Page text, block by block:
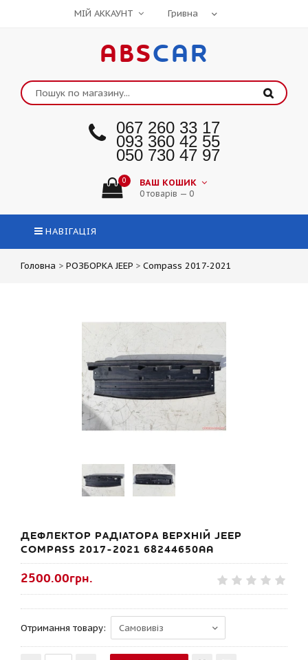
МІЙ АККАУНТ
ABSCAR
067 260 33 17
093 360 42 55
050 730 47 97
0 ВАШ КОШИК
0 товарів — 0
НАВІГАЦІЯ
Головна > РОЗБОРКА JEEP > Compass 2017-2021
ДЕФЛЕКТОР РАДІАТОРА ВЕРХНІЙ JEEP
COMPASS 2017-2021 68244650AA
2500.00грн.
Отримання товару: